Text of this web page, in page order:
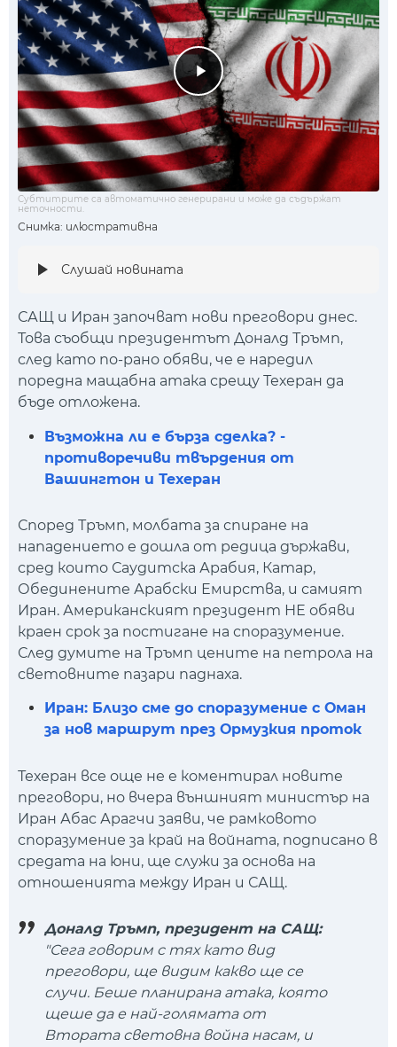
Снимка: илюстративна
Субтитрите са автоматично генерирани и може да съдържат
неточности.
Слушай новината
САЩ и Иран започват нови преговори днес.
Това съобщи президентът Доналд Тръмп,
след като по-рано обяви, че е наредил
поредна мащабна атака срещу Техеран да
бъде отложена.
Възможна ли е бърза сделка? -
противоречиви твърдения от
Вашингтон и Техеран
Според Тръмп, молбата за спиране на
нападението е дошла от редица държави,
сред които Саудитска Арабия, Катар,
Обединените Арабски Емирства, и самият
Иран. Американският президент НЕ обяви
краен срок за постигане на споразумение.
След думите на Тръмп цените на петрола на
световните пазари паднаха.
Иран: Близо сме до споразумение с Оман
за нов маршрут през Ормузкия проток
Техеран все още не е коментирал новите
преговори, но вчера външният министър на
Иран Абас Арагчи заяви, че рамковото
споразумение за край на войната, подписано в
средата на юни, ще служи за основа на
отношенията между Иран и САЩ.
Доналд Тръмп, президент на САЩ:
"Сега говорим с тях като вид
преговори, ще видим какво ще се
случи. Беше планирана атака, която
щеше да е най-голямата от
Втората световна война насам, и